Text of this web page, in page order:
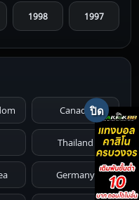
1998 1997
1993 1992
1983 1982
1978 1977
1973 1972
Canada
Thailand
Germany